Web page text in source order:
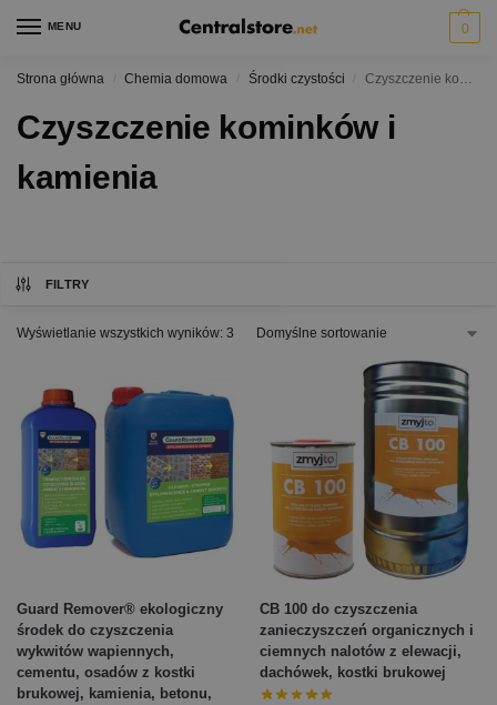
MENU 0
Strona główna / Chemia domowa / Środki czystości Czyszczenie kominków i kamienia
Czyszczenie kominków i
kamienia
FILTRY
Wyświetlanie wszystkich wyników: 3
Guard Remover® ekologiczny
środek do czyszczenia
wykwitów wapiennych,
cementu, osadów z kostki
brukowej, kamienia, betonu,
CB 100 do czyszczenia
zanieczyszczeń organicznych i
ciemnych nalotów z elewacji,
dachówek, kostki brukowej